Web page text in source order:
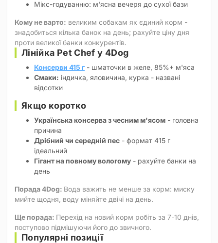
Мікс-годуванню: м'ясна вечеря до сухої бази
Кому не варто: великим собакам як єдиний корм -
знадобиться кілька банок на день; рахуйте ціну дня
проти великої банки конкурентів.
Лінійка Pet Chef у 4Dog
Консерви 415 г - шматочки в желе, 85%+ м'яса
Смаки: індичка, яловичина, курка - названі
відсотки
Якщо коротко
Українська консерва з чесним м'ясом - головна
причина
Дрібний чи середній пес - формат 415 г
ідеальний
Гігант на повному вологому - рахуйте банки на
день
Порада 4Dog: Вода важить не менше за корм: миску
мийте щодня, воду міняйте двічі на день.
Ще порада: Перехід на новий корм робіть за 7-10 днів,
поступово підмішуючи його до звичного.
Популярні позиції